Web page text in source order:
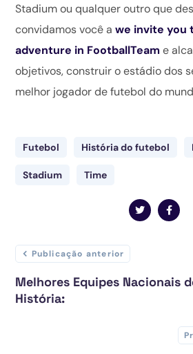
Stadium ou qualquer outro que
convidamos você awe inviteyou
adventure in FootballTeam e
objetivos, construir o estádio dos
melhor jogador de futebol do
Futebol História do futebol
Stadium Time
Publicação anterior
Melhores Equipes Nacionais
História: